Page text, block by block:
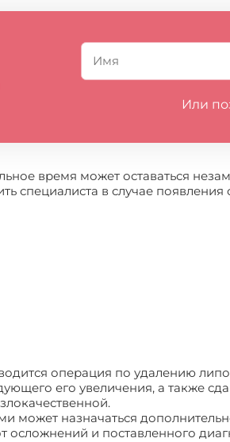
Или
время может оставаться
специалиста в случае
операция по удалению
его увеличения, а также
может назначаться
и поставленного